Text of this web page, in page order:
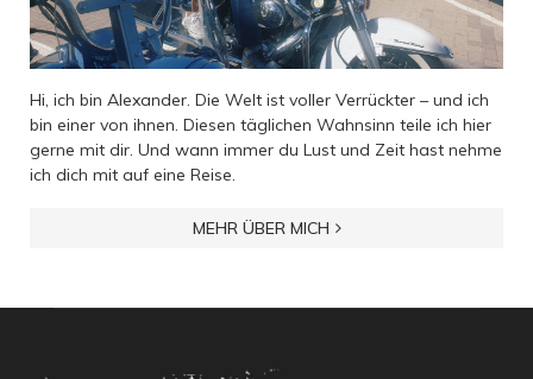
Hi, ich bin Alexander. Die Welt ist voller Verrückter – und ich
bin einer von ihnen. Diesen täglichen Wahnsinn teile ich hier
gerne mit dir. Und wann immer du Lust und Zeit hast nehme
ich dich mit auf eine Reise.
MEHR ÜBER MICH